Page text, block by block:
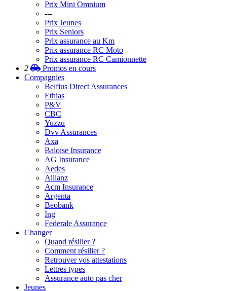
Prix Mini Omnium
---
Prix Jeunes
Prix Seniors
Prix assurance au Km
Prix assurance RC Moto
Prix assurance RC Camionnette
2
Promos en cours
Compagnies
Belfius Direct Assurances
Ethias
P&V
CBC
Yuzzu
Dvv Assurances
Axa
Baloise Insurance
AG Insurance
Aedes
Allianz
Acm Insurance
Argenta
Beobank
Ing
Federale Assurance
Changer
Quand résilier ?
Comment résilier ?
Retrouver vos attestations
Lettres types
Assurance auto pas cher
Jeunes